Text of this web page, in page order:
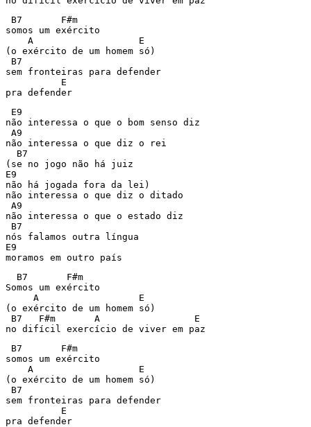
B7       F#m
somos um exército
    A                   E
(o exército de um homem só)
B7
sem fronteiras para defender
          E
E9
não interessa o que o bom senso diz
A9
não interessa o que diz o rei
  B7
(se no jogo não há juiz
E9
não há jogada fora da lei)
não interessa o que diz o ditado
A9
não interessa o que o estado diz
B7
nós falamos outra língua
E9
  B7       F#m
Somos um exército
     A                  E
(o exército de um homem só)
B7   F#m       A                 E
B7       F#m
somos um exército
    A                   E
(o exército de um homem só)
B7
sem fronteiras para defender
          E
pra defender